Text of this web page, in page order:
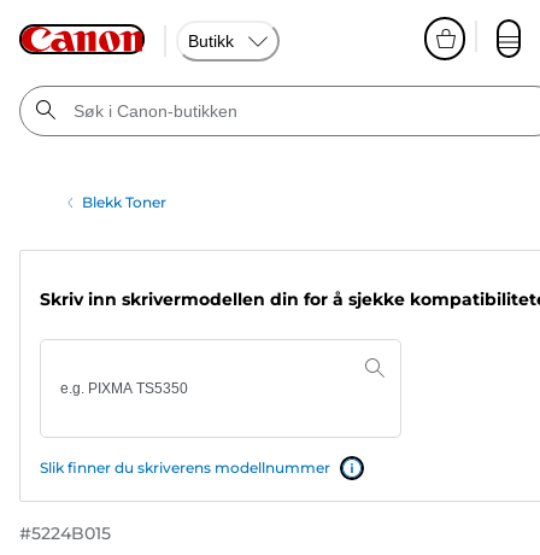
Butikk
Blekk Toner
Skriv inn skrivermodellen din for å sjekke
Slik finner du skriverens modellnummer
#5224B015